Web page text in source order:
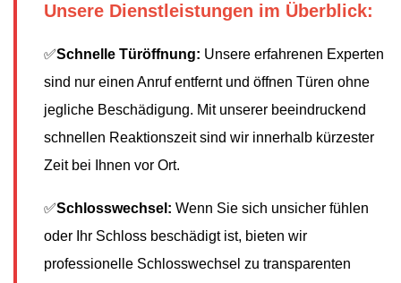
Unsere Dienstleistungen im Überblick:
✅Schnelle Türöffnung: Unsere erfahrenen Experten
sind nur einen Anruf entfernt und öffnen Türen ohne
jegliche Beschädigung. Mit unserer beeindruckend
schnellen Reaktionszeit sind wir innerhalb kürzester
Zeit bei Ihnen vor Ort.
✅Schlosswechsel: Wenn Sie sich unsicher fühlen
oder Ihr Schloss beschädigt ist, bieten wir
professionelle Schlosswechsel zu transparenten